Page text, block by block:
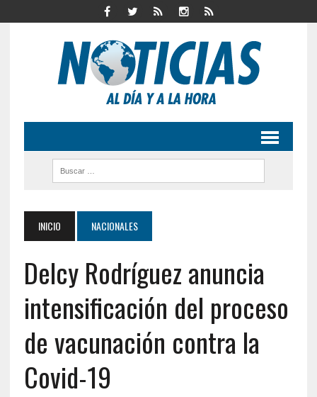
INICIO NACIONALES
Delcy Rodríguez anuncia
intensificación del proceso
de vacunación contra la
Covid-19